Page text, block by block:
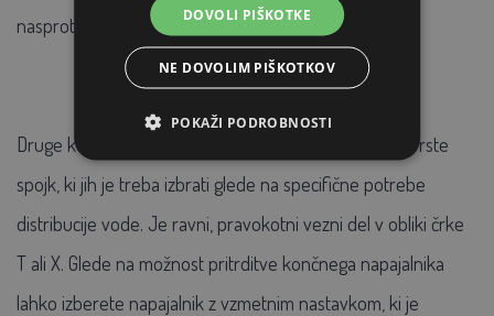
nasprotno, popolno izpraznitev rezervoarja.
Druge komponente napajalnega sistema so različne vrste
spojk, ki jih je treba izbrati glede na specifične potrebe
distribucije vode. Je ravni, pravokotni vezni del v obliki črke
T ali X. Glede na možnost pritrditve končnega napajalnika
lahko izberete napajalnik z vzmetnim nastavkom, ki je
DOVOLI PIŠKOTKE
NE DOVOLIM PIŠKOTKOV
POKAŽI PODROBNOSTI